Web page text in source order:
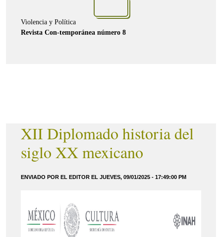
Violencia y Política
Revista Con-temporánea número 8
XII Diplomado historia del
siglo XX mexicano
ENVIADO POR EL EDITOR EL JUEVES, 09/01/2025 - 17:49:00 PM